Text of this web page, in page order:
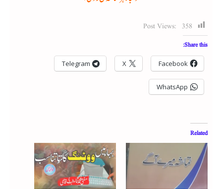
Post Views: 358
Share this:
Facebook
X
Telegram
WhatsApp
Related